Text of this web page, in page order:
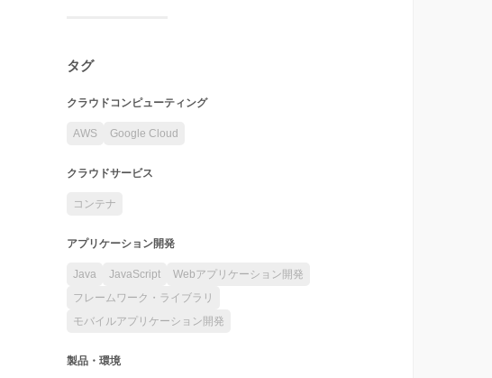
タグ
クラウドコンピューティング
AWS Google Cloud
クラウドサービス
コンテナ
アプリケーション開発
Java JavaScript
Webアプリケーション開発
フレームワーク・ライブラリ
モバイルアプリケーション開発
製品・環境